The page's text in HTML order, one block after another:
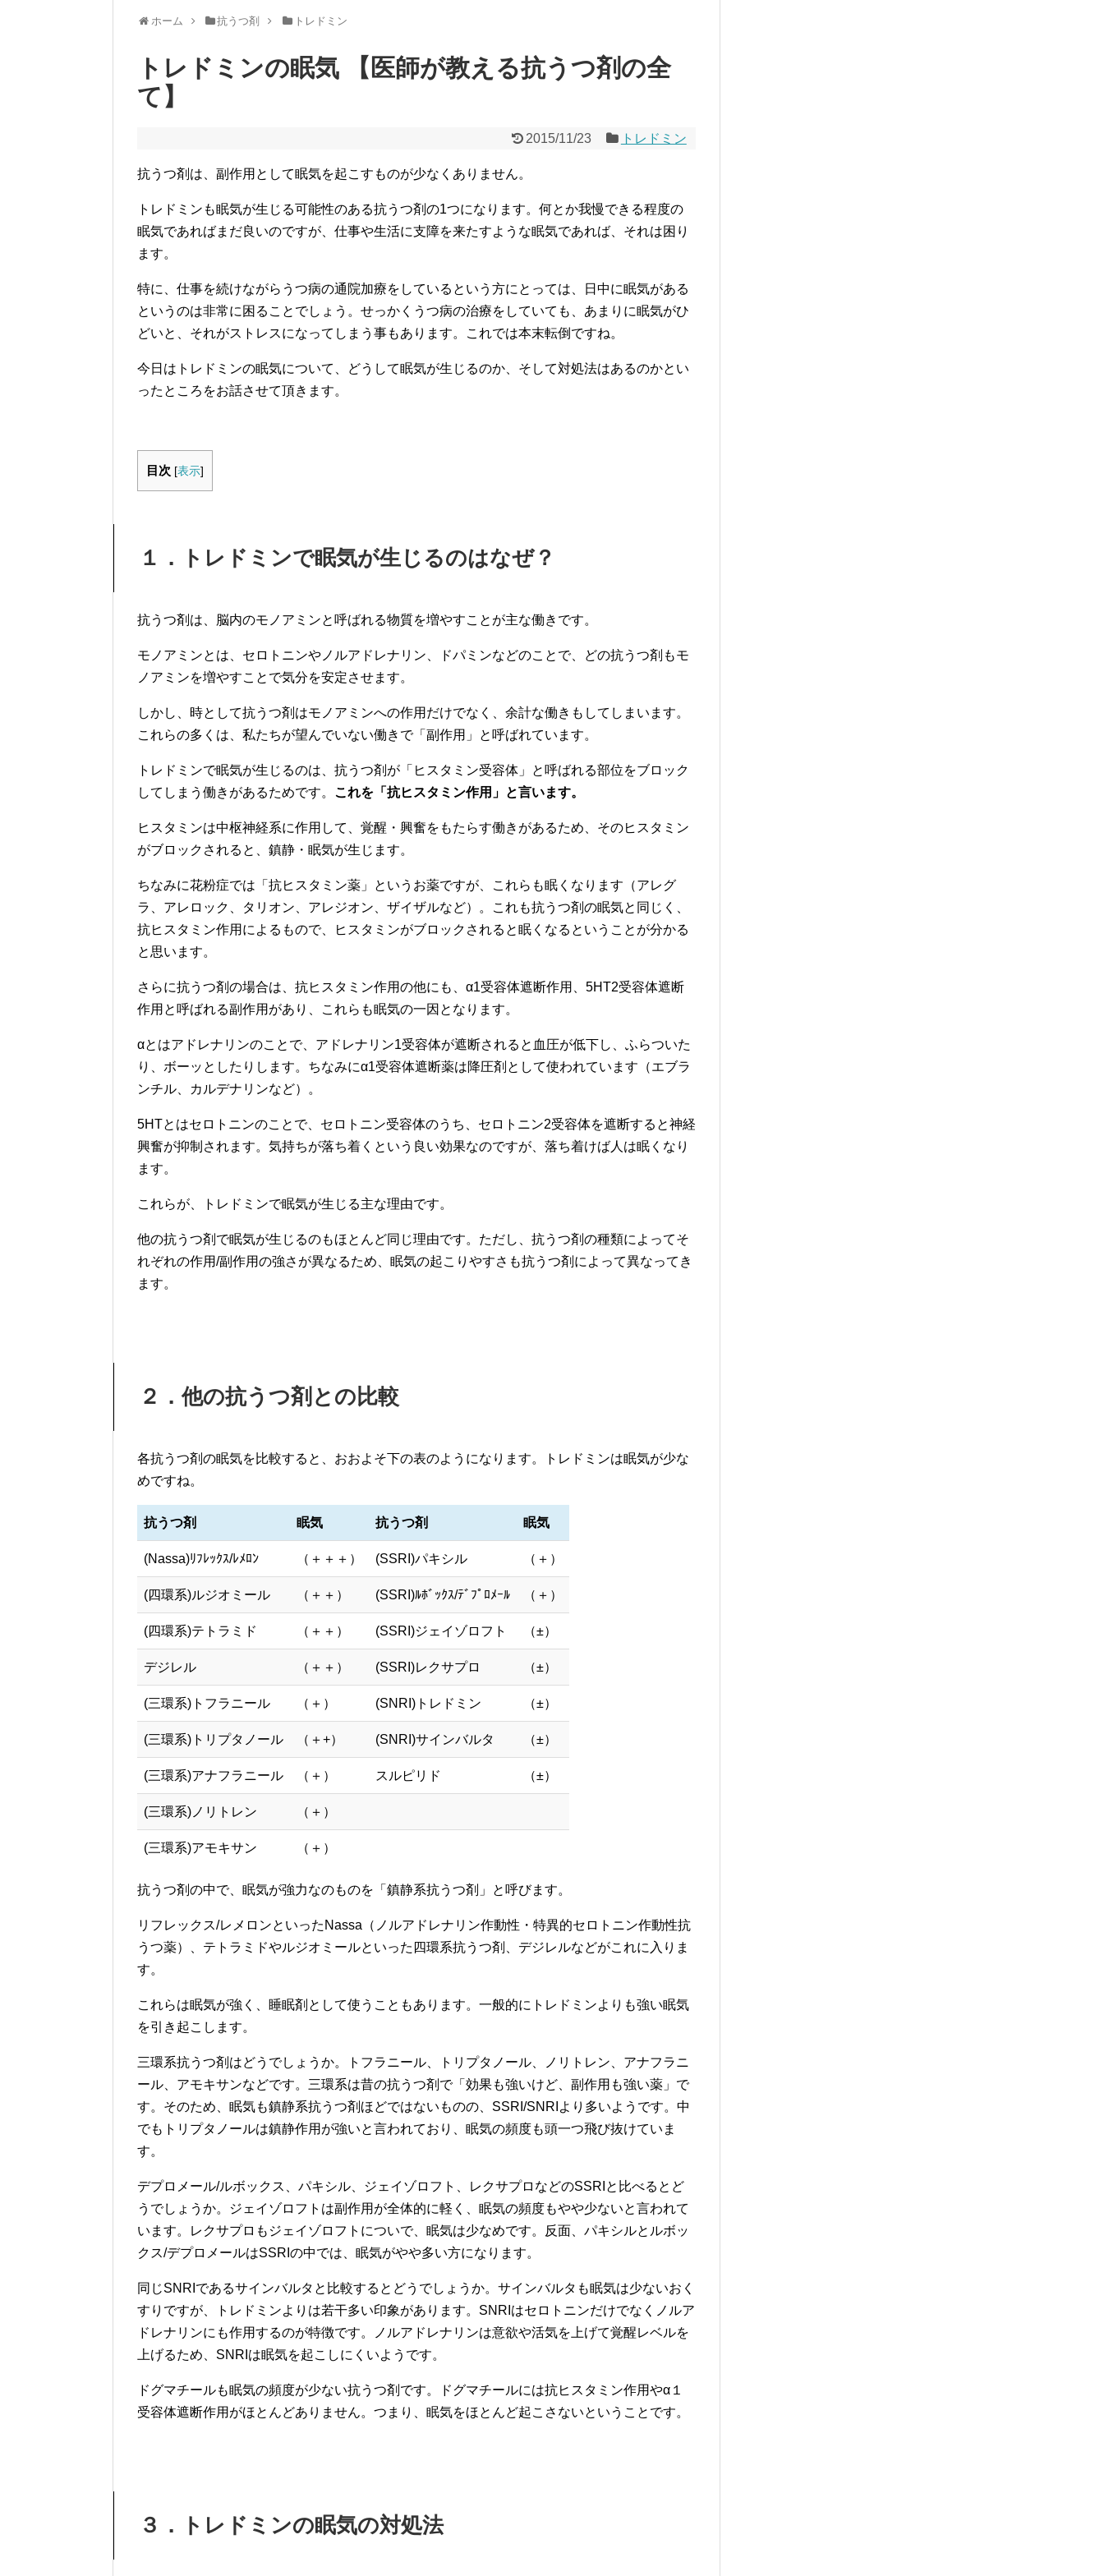
ホーム 抗うつ剤 トレドミン
トレドミンの眠気 【医師が教える抗うつ剤の全
て】
2015/11/23 トレドミン
抗うつ剤は、副作用として眠気を起こすものが少なくありません。
トレドミンも眠気が生じる可能性のある抗うつ剤の1つになります。何とか我慢できる程度の
眠気であればまだ良いのですが、仕事や生活に支障を来たすような眠気であれば、それは困り
ます。
特に、仕事を続けながらうつ病の通院加療をしているという方にとっては、日中に眠気がある
というのは非常に困ることでしょう。せっかくうつ病の治療をしていても、あまりに眠気がひ
どいと、それがストレスになってしまう事もあります。これでは本末転倒ですね。
今日はトレドミンの眠気について、どうして眠気が生じるのか、そして対処法はあるのかとい
ったところをお話させて頂きます。
目次 [表示]
１．トレドミンで眠気が生じるのはなぜ？
抗うつ剤は、脳内のモノアミンと呼ばれる物質を増やすことが主な働きです。
モノアミンとは、セロトニンやノルアドレナリン、ドパミンなどのことで、どの抗うつ剤もモ
ノアミンを増やすことで気分を安定させます。
しかし、時として抗うつ剤はモノアミンへの作用だけでなく、余計な働きもしてしまいます。
これらの多くは、私たちが望んでいない働きで「副作用」と呼ばれています。
トレドミンで眠気が生じるのは、抗うつ剤が「ヒスタミン受容体」と呼ばれる部位をブロック
してしまう働きがあるためです。 これを「抗ヒスタミン作用」と言います。
ヒスタミンは中枢神経系に作用して、覚醒・興奮をもたらす働きがあるため、そのヒスタミン
がブロックされると、鎮静・眠気が生じます。
ちなみに花粉症では「抗ヒスタミン薬」というお薬ですが、これらも眠くなります（アレグ
ラ、アレロック、タリオン、アレジオン、ザイザルなど）。これも抗うつ剤の眠気と同じく、
抗ヒスタミン作用によるもので、ヒスタミンがブロックされると眠くなるということが分かる
と思います。
さらに抗うつ剤の場合は、抗ヒスタミン作用の他にも、α1受容体遮断作用、5HT2受容体遮断
作用と呼ばれる副作用があり、これらも眠気の一因となります。
αとはアドレナリンのことで、アドレナリン1受容体が遮断されると血圧が低下し、ふらついた
り、ボーッとしたりします。ちなみにα1受容体遮断薬は降圧剤として使われています（エブラ
ンチル、カルデナリンなど）。
5HTとはセロトニンのことで、セロトニン受容体のうち、セロトニン2受容体を遮断すると神経
興奮が抑制されます。気持ちが落ち着くという良い効果なのですが、落ち着けば人は眠くなり
ます。
これらが、トレドミンで眠気が生じる主な理由です。
他の抗うつ剤で眠気が生じるのもほとんど同じ理由です。ただし、抗うつ剤の種類によってそ
れぞれの作用/副作用の強さが異なるため、眠気の起こりやすさも抗うつ剤によって異なってき
ます。
２．他の抗うつ剤との比較
各抗うつ剤の眠気を比較すると、おおよそ下の表のようになります。トレドミンは眠気が少な
めですね。
抗うつ剤 眠気 抗うつ剤 眠気
(Nassa)ﾘﾌﾚｯｸｽ/ﾚﾒﾛﾝ （＋＋＋） (SSRI)パキシル （＋）
(四環系)ルジオミール （＋＋） (SSRI)ﾙﾎﾞｯｸｽ/ﾃﾞﾌﾟﾛﾒｰﾙ （＋）
(四環系)テトラミド （＋＋） (SSRI)ジェイゾロフト （±）
デジレル （＋＋） (SSRI)レクサプロ （±）
(三環系)トフラニール （＋） (SNRI)トレドミン （±）
(三環系)トリプタノール （＋+） (SNRI)サインバルタ （±）
(三環系)アナフラニール （＋） スルピリド （±）
(三環系)ノリトレン （＋）
(三環系)アモキサン （＋）
抗うつ剤の中で、眠気が強力なのものを「鎮静系抗うつ剤」と呼びます。
リフレックス/レメロンといったNassa（ノルアドレナリン作動性・特異的セロトニン作動性抗
うつ薬）、テトラミドやルジオミールといった四環系抗うつ剤、デジレルなどがこれに入りま
す。
これらは眠気が強く、睡眠剤として使うこともあります。一般的にトレドミンよりも強い眠気
を引き起こします。
三環系抗うつ剤はどうでしょうか。トフラニール、トリプタノール、ノリトレン、アナフラニ
ール、アモキサンなどです。三環系は昔の抗うつ剤で「効果も強いけど、副作用も強い薬」で
す。そのため、眠気も鎮静系抗うつ剤ほどではないものの、SSRI/SNRIより多いようです。中
でもトリプタノールは鎮静作用が強いと言われており、眠気の頻度も頭一つ飛び抜けていま
す。
デプロメール/ルボックス、パキシル、ジェイゾロフト、レクサプロなどのSSRIと比べるとど
うでしょうか。ジェイゾロフトは副作用が全体的に軽く、眠気の頻度もやや少ないと言われて
います。レクサプロもジェイゾロフトについで、眠気は少なめです。反面、パキシルとルボッ
クス/デプロメールはSSRIの中では、眠気がやや多い方になります。
同じSNRIであるサインバルタと比較するとどうでしょうか。サインバルタも眠気は少ないおく
すりですが、トレドミンよりは若干多い印象があります。SNRIはセロトニンだけでなくノルア
ドレナリンにも作用するのが特徴です。ノルアドレナリンは意欲や活気を上げて覚醒レベルを
上げるため、SNRIは眠気を起こしにくいようです。
ドグマチールも眠気の頻度が少ない抗うつ剤です。ドグマチールには抗ヒスタミン作用やα１
受容体遮断作用がほとんどありません。つまり、眠気をほとんど起こさないということです。
３．トレドミンの眠気の対処法